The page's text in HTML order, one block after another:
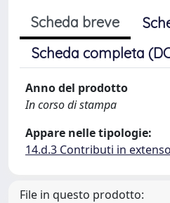
Scheda breve
Scheda completa
Anno del prodotto
In corso di stampa
Appare nelle tipologie:
14.d.3 Contributi in
File in questo prodotto: